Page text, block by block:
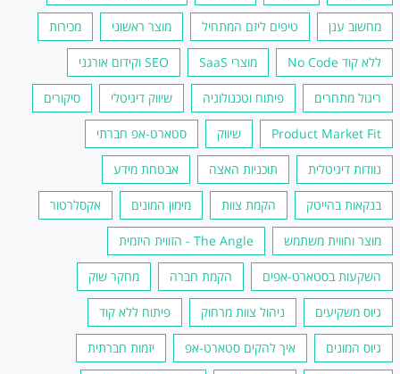
מחשוב ענן טיפים ליזם המתחיל מוצר ראשוני מכירות
ללא קוד No Code מוצרי SaaS SEO וקידום אורגני
ריגול מתחרים פיתוח וטכנולוגיה שיווק דיגיטלי סיקורים
Product Market Fit שיווק סטארט-אפ חברתי
נוודות דיגיטלית תוכניות האצה אבטחת מידע
בנקאות בהייטק הקמת צוות מימון המונים אקסלרטור
מוצר וחווית משתמש The Angle - הזווית היזמית
השקעות בסטארט-אפים הקמת חברה מחקר שוק
גיוס משקיעים ניהול צוות מרחוק פיתוח ללא קוד
גיוס המונים איך להקים סטארט-אפ יזמות חברתית